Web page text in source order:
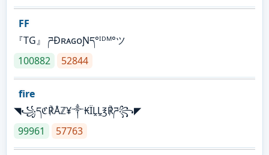
FF
『TG』 ཌĐʀᴀɢᴏƝད°ᴵᴰᴹ°ツ
100882
52844
fire
◥꧁དℭ℟Åℤ¥༒₭ÏḼḼ℥℟ཌ꧂◤
99961
57763